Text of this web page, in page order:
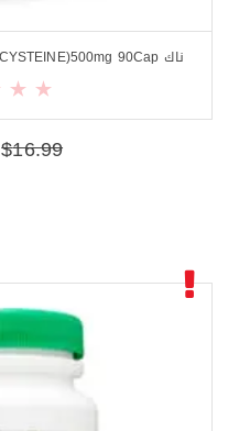
ناك ORGANIKA NAC (N-ACETYL-L-CYSTEINE)500mg 90Cap
$16.99